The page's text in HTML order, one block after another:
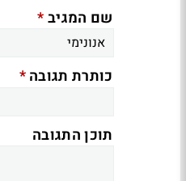
שם המגיב*
כותרת תגובה*
תוכן התגובה